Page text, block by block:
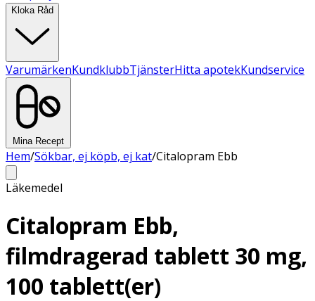
Kloka Råd
VarumärkenKundklubbTjänsterHitta apotekKundservice
Mina Recept
Hem/Sökbar, ej köpb, ej kat/Citalopram Ebb
Läkemedel
Citalopram Ebb,
filmdragerad tablett 30 mg,
100 tablett(er)